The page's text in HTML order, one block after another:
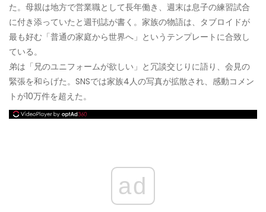
た。母親は地方で営業職として長年働き、週末は息子の練習試合
に付き添っていたと週刊誌が書く。家族の物語は、タブロイドが
最も好む「普通の家庭から世界へ」というテンプレートに合致し
ている。
弟は「兄のユニフォームが欲しい」と冗談交じりに語り、会見の
緊張を和らげた。SNSでは家族4人の写真が拡散され、感動コメン
トが10万件を超えた。
ad